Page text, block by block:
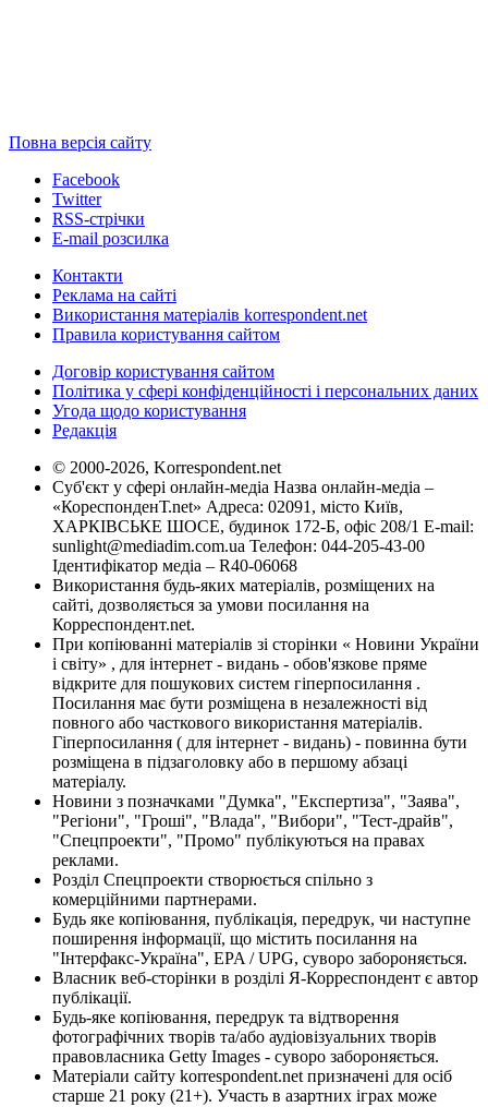
Повна версія сайту
Facebook
Twitter
RSS-стрічки
E-mail розсилка
Контакти
Реклама на сайті
Використання матеріалів korrespondent.net
Правила користування сайтом
Договір користування сайтом
Політика у сфері конфіденційності і персональних даних
Угода щодо користування
Редакція
© 2000-2026, Korrespondent.net
Суб'єкт у сфері онлайн-медіа Назва онлайн-медіа –
«КореспонденТ.net» Адреса: 02091, місто Київ,
ХАРКІВСЬКЕ ШОСЕ, будинок 172-Б, офіс 208/1 E-mail:
sunlight@mediadim.com.ua Телефон: 044-205-43-00
Ідентифікатор медіа – R40-06068
Використання будь-яких матеріалів, розміщених на
сайті, дозволяється за умови посилання на
Корреспондент.net.
При копіюванні матеріалів зі сторінки « Новини України
і світу» , для інтернет - видань - обов'язкове пряме
відкрите для пошукових систем гіперпосилання .
Посилання має бути розміщена в незалежності від
повного або часткового використання матеріалів.
Гіперпосилання ( для інтернет - видань) - повинна бути
розміщена в підзаголовку або в першому абзаці
матеріалу.
Новини з позначками "Думка", "Експертиза", "Заява",
"Регіони", "Гроші", "Влада", "Вибори", "Тест-драйв",
"Спецпроекти", "Промо" публікуються на правах
реклами.
Розділ Спецпроекти створюється спільно з
комерційними партнерами.
Будь яке копіювання, публікація, передрук, чи наступне
поширення інформації, що містить посилання на
"Інтерфакс-Україна", EPA / UPG, суворо забороняється.
Власник веб-сторінки в розділі Я-Корреспондент є автор
публікації.
Будь-яке копіювання, передрук та відтворення
фотографічних творів та/або аудіовізуальних творів
правовласника Getty Images - суворо забороняється.
Матеріали сайту korrespondent.net призначені для осіб
старше 21 року (21+). Участь в азартних іграх може